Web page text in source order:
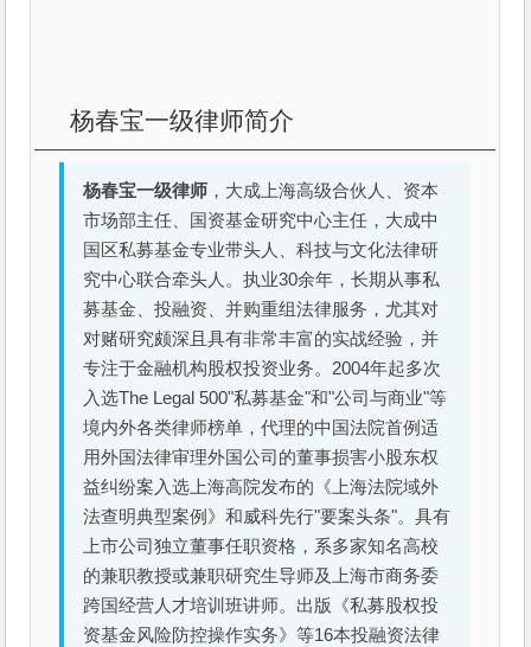
杨春宝一级律师简介
杨春宝一级律师 ，大成上海高级合伙人、资本
市场部主任、国资基金研究中心主任，大成中
国区私募基金专业带头人、科技与文化法律研
究中心联合牵头人。执业30余年，长期从事私
募基金、投融资、并购重组法律服务，尤其对
对赌研究颇深且具有非常丰富的实战经验，并
专注于金融机构股权投资业务。2004年起多次
入选The Legal 500"私募基金"和"公司与商业"等
境内外各类律师榜单，代理的中国法院首例适
用外国法律审理外国公司的董事损害小股东权
益纠纷案入选上海高院发布的《上海法院域外
法查明典型案例》和威科先行"要案头条"。具有
上市公司独立董事任职资格，系多家知名高校
的兼职教授或兼职研究生导师及上海市商务委
跨国经营人才培训班讲师。出版《私募股权投
资基金风险防控操作实务》等16本投融资法律